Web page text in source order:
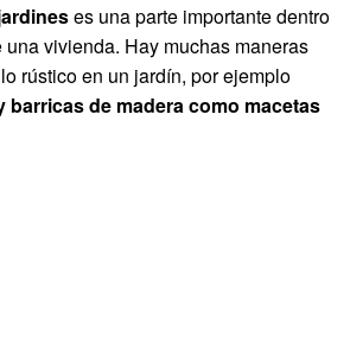
es una parte importante dentro
vivienda. Hay muchas maneras
rústico en un jardín, por ejemplo
barricas de madera como macetas